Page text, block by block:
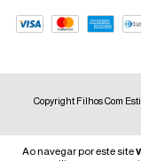
Ao navegar por este site
Copyright Filhos Com